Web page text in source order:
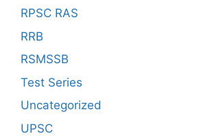
RPSC RAS
RRB
RSMSSB
Test Series
Uncategorized
UPSC